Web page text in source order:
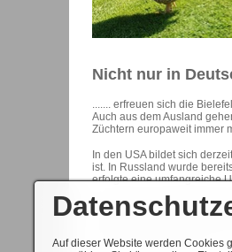
Nicht nur in
....... erfreuen sich die
Auch aus dem Ausland
Züchtern europaweit immer
In den USA bildet sich
ist. In Russland wurde
erfolgte eine umfangreiche
Der Sonderverein
Inhalte Verstöße wie
unwiderruflich gelöscht.
Auf dieser Website werden Cookies